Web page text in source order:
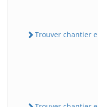
Trouver chantier